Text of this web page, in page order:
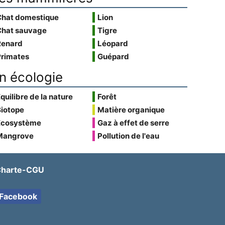
domestique
sauvage
Lion
Tigre
Léopard
Guépard
écologie
de la nature
Forêt
Matière organique
Gaz à effet de serre
Pollution de l'eau
CGU
Facebook